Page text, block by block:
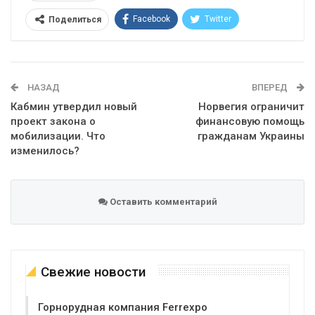
Поделиться Facebook Twitter
НАЗАД
Кабмин утвердил новый
проект закона о
мобилизации. Что
изменилось?
ВПЕРЕД
Норвегия ограничит
финансовую помощь
гражданам Украины
Оставить комментарий
Свежие новости
Горнорудная компания Ferrexpo